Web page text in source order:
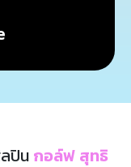
ปิน กอล์ฟ สุทธิ